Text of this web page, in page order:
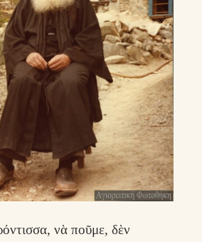
νὰ ποῦμε, δὲν